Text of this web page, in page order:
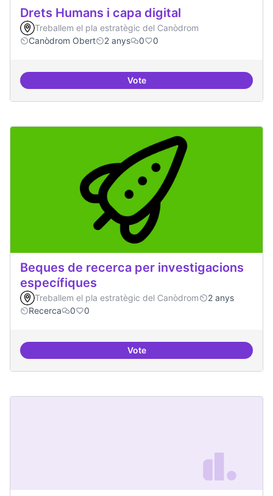
Drets Humans i capa digital
Treballem el pla estratègic del Canòdrom
Canòdrom Obert
2 anys 0 0
VoteDrets Humans i capa digital
Beques de recerca per investigacions
específiques
Treballem el pla estratègic del Canòdrom
2 anys
Recerca
0 0
VoteBeques de recerca per